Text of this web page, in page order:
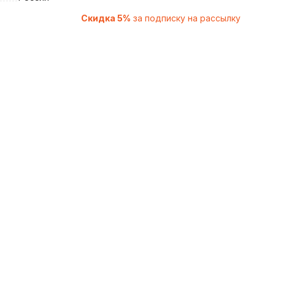
Скидка 5% за подписку на рассылку